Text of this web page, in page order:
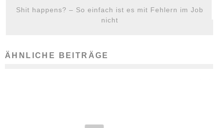
Shit happens? – So einfach ist es mit Fehlern im Job
nicht
ÄHNLICHE BEITRÄGE